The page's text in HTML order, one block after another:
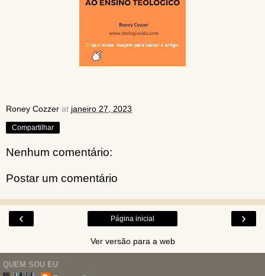
Roney Cozzer at janeiro 27, 2023
Compartilhar
Nenhum comentário:
Postar um comentário
‹ ›
Página inicial
Ver versão para a web
QUEM SOU EU